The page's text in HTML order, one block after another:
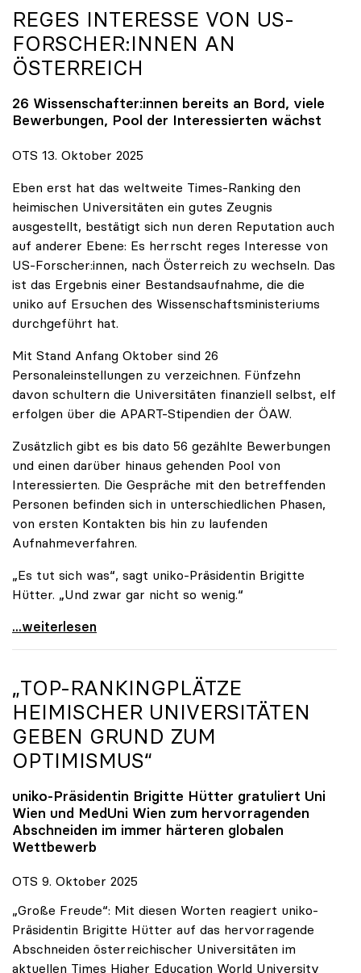
REGES INTERESSE VON US-
FORSCHER:INNEN AN
ÖSTERREICH
26 Wissenschafter:innen bereits an Bord, viele
Bewerbungen, Pool der Interessierten wächst
OTS 13. Oktober 2025
Eben erst hat das weltweite Times-Ranking den
heimischen Universitäten ein gutes Zeugnis
ausgestellt, bestätigt sich nun deren Reputation auch
auf anderer Ebene: Es herrscht reges Interesse von
US-Forscher:innen, nach Österreich zu wechseln. Das
ist das Ergebnis einer Bestandsaufnahme, die die
uniko auf Ersuchen des Wissenschaftsministeriums
durchgeführt hat.
Mit Stand Anfang Oktober sind 26
Personaleinstellungen zu verzeichnen. Fünfzehn
davon schultern die Universitäten finanziell selbst, elf
erfolgen über die APART-Stipendien der ÖAW.
Zusätzlich gibt es bis dato 56 gezählte Bewerbungen
und einen darüber hinaus gehenden Pool von
Interessierten. Die Gespräche mit den betreffenden
Personen befinden sich in unterschiedlichen Phasen,
von ersten Kontakten bis hin zu laufenden
Aufnahmeverfahren.
„Es tut sich was“, sagt uniko-Präsidentin Brigitte
Hütter. „Und zwar gar nicht so wenig.“
Reges Interesse von US-Forscher:innen an
...weiterlesen
„TOP-RANKINGPLÄTZE
HEIMISCHER UNIVERSITÄTEN
GEBEN GRUND ZUM
OPTIMISMUS“
uniko-Präsidentin Brigitte Hütter gratuliert Uni
Wien und MedUni Wien zum hervorragenden
Abschneiden im immer härteren globalen
Wettbewerb
OTS 9. Oktober 2025
„Große Freude“: Mit diesen Worten reagiert uniko-
Präsidentin Brigitte Hütter auf das hervorragende
Abschneiden österreichischer Universitäten im
aktuellen Times Higher Education World University